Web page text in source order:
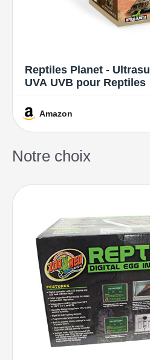
Reptiles Planet -
UVA UVB pour Reptiles
Amazon
Notre choix